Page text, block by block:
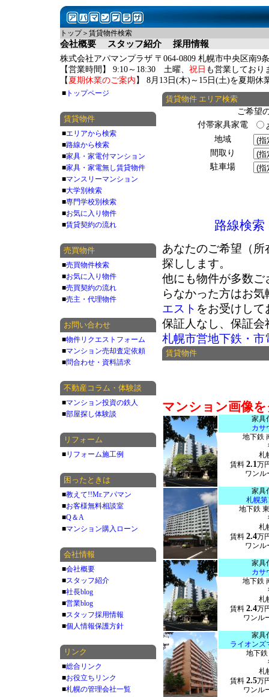
トップ＞賃貸物件検索
会社概要 スタッフ紹介 採用情報
株式会社アパマンプラザ 〒064-0809 札幌市中央区南9
【営業時間】 9:10～18:30 土曜、 祝日 も営業しており
【 夏期休業のご案内 】 8月13日(木)～15日(土)を夏期休
賃貸物件 エリア検索
ご希望
付帯家具家電
地域
間取り
駐車場
路線検索
あなたのご希望（
探しします。
他にも物件が多数
らなかった方はお
エスト をお受けして
保証人なし、保証
札幌市営地下鉄・市
賃貸物件
マンション画像
家具
カサ
地下鉄
札
賃料 2.1万
ワンル
家具
札幌
地下鉄
札
賃料 2.4万
ワンル
家具
カサ
地下鉄
札
賃料 2.4万
ワンル
家具
ライオンズ
地下
札
賃料 2.5万
ワンル
■ トップページ
賃貸物件
■エリアから検索
■路線から検索
■家具・家電付マンション
■家具・家電無し賃貸物件
■マンスリーマンション
■大学別検索
■専門学校別検索
■お気に入り物件
■賃貸契約の流れ
売買物件
■売買物件検索
■お気に入り物件
■売買契約の流れ
■売主・代理物件
お問い合わせ
■物件リクエストフォーム
■マンション売却査定依頼
■問合わせ・資料請求
不動産コラム・体験談
■マンション投資の鉄人
■部屋探し体験談
リフォーム
■リフォーム施工例
困ったときは
■教えて!!Mr.アパマン
■お客様無料相談室
■Q＆A
■マンション購入ローン
会社情報
■会社概要
■スタッフ紹介
■社長blog
■営業blog
■スタッフ採用情報
■個人情報保護方針
リンク
■総合リンク
■お役立ちリンク
■札幌の管理会社一覧